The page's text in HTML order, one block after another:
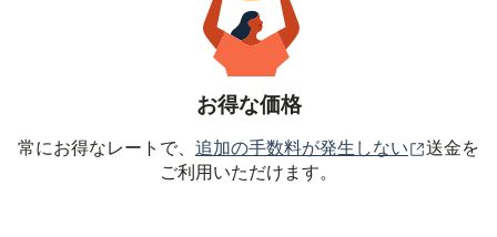
お得な価格
常にお得なレートで、 追加の手数料が発生しない （別ウ
送金を
ご利用いただけます。